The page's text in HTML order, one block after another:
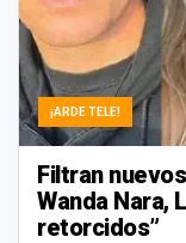
¡ARDE TELE!
Filtran
Wanda Nara,
retorcidos”